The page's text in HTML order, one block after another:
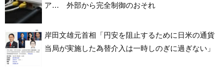
ア… 外部から完全制御のおそれ
岸田文雄元首相「円安を阻止するために日米の通貨
当局が実施した為替介入は一時しのぎに過ぎない」